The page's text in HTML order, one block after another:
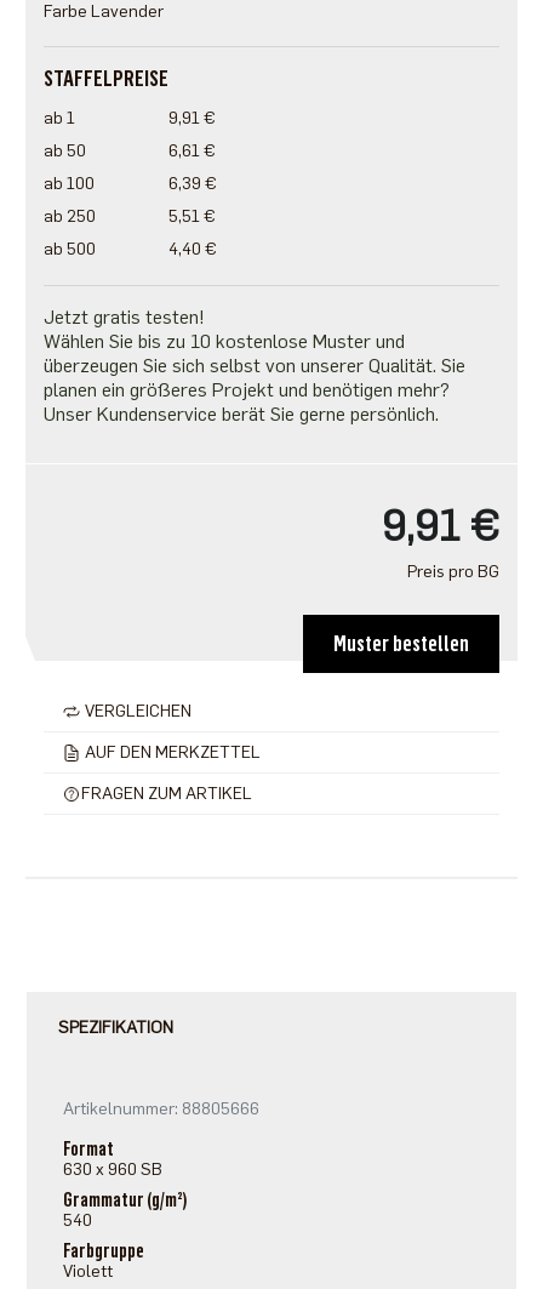
Farbe Lavender
STAFFELPREISE
ab 1
9,91 €
ab 50
6,61 €
ab 100
6,39 €
ab 250
5,51 €
ab 500
4,40 €
Jetzt gratis testen!
Wählen Sie bis zu 10 kostenlose Muster und
überzeugen Sie sich selbst von unserer Qualität. Sie
planen ein größeres Projekt und benötigen mehr?
Unser Kundenservice berät Sie gerne persönlich.
9,91 €
Preis pro BG
Muster bestellen
VERGLEICHEN
AUF DEN MERKZETTEL
FRAGEN ZUM ARTIKEL
SPEZIFIKATION
Artikelnummer: 88805666
Format
630 x 960 SB
Grammatur (g/m²)
540
Farbgruppe
Violett